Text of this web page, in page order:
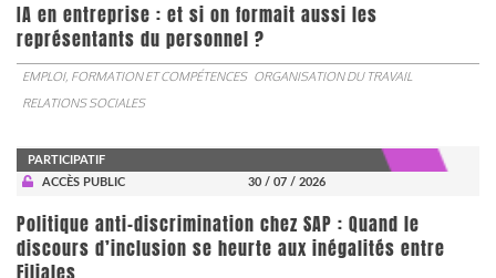
IA en entreprise : et si on formait aussi les
représentants du personnel ?
EMPLOI, FORMATION ET COMPÉTENCES ORGANISATION DU TRAVAIL
RELATIONS SOCIALES
PARTICIPATIF
ACCÈS PUBLIC
30 / 07 / 2026
Politique anti-discrimination chez SAP : Quand le
discours d’inclusion se heurte aux inégalités entre
Filiales